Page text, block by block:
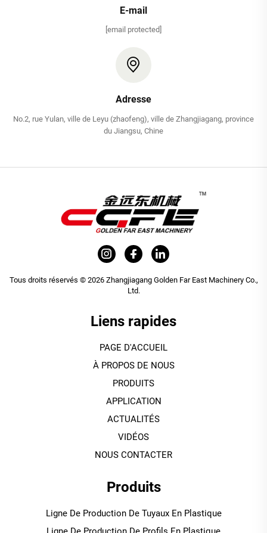
E-mail
[email protected]
Adresse
No.2, rue Yulan, ville de Leyu (zhaofeng), ville de Zhangjiagang, province
du Jiangsu, Chine
Tous droits réservés © 2026 Zhangjiagang Golden Far East Machinery Co.,
Ltd.
Liens rapides
PAGE D'ACCUEIL
À PROPOS DE NOUS
PRODUITS
APPLICATION
ACTUALITÉS
VIDÉOS
NOUS CONTACTER
Produits
Ligne De Production De Tuyaux En Plastique